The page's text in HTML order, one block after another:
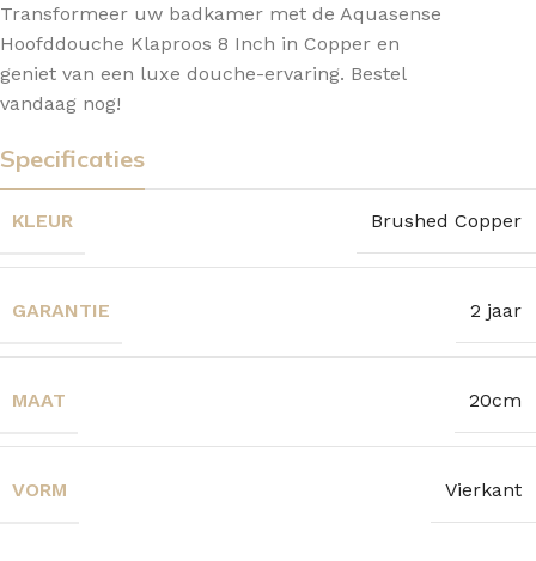
Transformeer uw badkamer met de Aquasense
Hoofddouche Klaproos 8 Inch in Copper en
geniet van een luxe douche-ervaring. Bestel
vandaag nog!
Specificaties
KLEUR Brushed Copper
GARANTIE 2 jaar
MAAT 20cm
VORM Vierkant